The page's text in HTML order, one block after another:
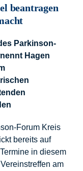
beantragen
Parkinson-
Hagen
Forum Kreis
bereits auf
in diesem
am